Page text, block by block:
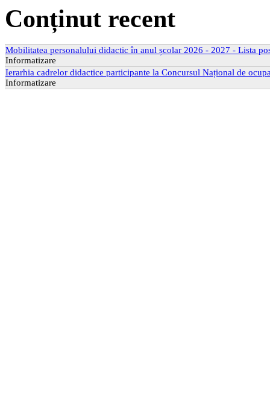
Conținut recent
Mobilitatea personalului didactic în anul școlar 2026 - 2027 - Lista
Informatizare
Ierarhia cadrelor didactice participante la Concursul Național de
Informatizare